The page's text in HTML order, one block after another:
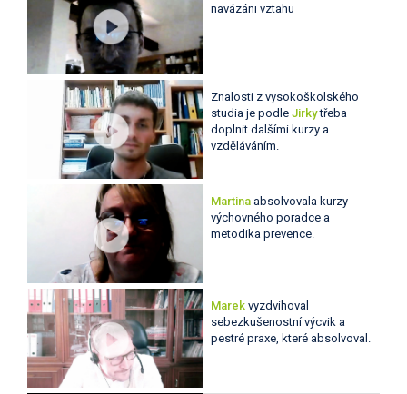
navázáni vztahu
Znalosti z vysokoškolského
studia je podleJirkytřeba
doplnit dalšími kurzy a
vzděláváním.
Martina absolvovala kurzy
výchovného poradce a
metodika prevence.
Marek vyzdvihoval
sebezkušenostní výcvik a
pestré praxe, které absolvoval.